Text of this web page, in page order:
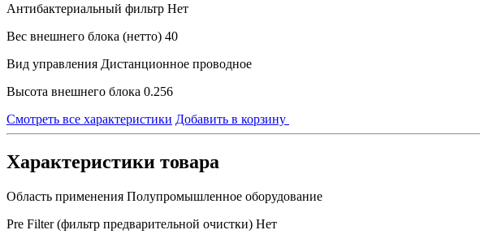
Антибактериальный фильтр Нет
Вес внешнего блока (нетто) 40
Вид управления Дистанционное проводное
Высота внешнего блока 0.256
Смотреть все характеристики Добавить в корзину
Характеристики товара
Область применения Полупромышленное оборудование
Pre Filter (фильтр предварительной очистки) Нет